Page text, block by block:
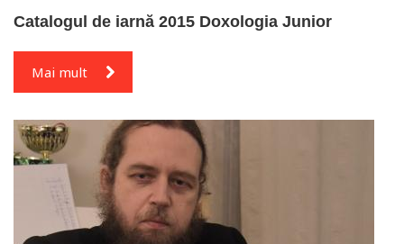
Catalogul de iarnă 2015 Doxologia Junior
Mai mult